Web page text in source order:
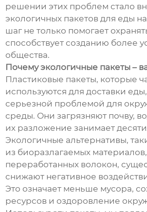
решении этих проблем стало
экологичных пакетов для еды
шаг не только помогает
способствует созданию более
общества.
Почему экологичные пакеты –
Пластиковые пакеты, которые
используются для доставки
серьезной проблемой для
среды. Они загрязняют почву,
их разложение занимает
Экологичные альтернативы,
из биоразлагаемых
переработанных волокон,
снижают негативное
Это означает меньше мусора,
ресурсов и оздоровление